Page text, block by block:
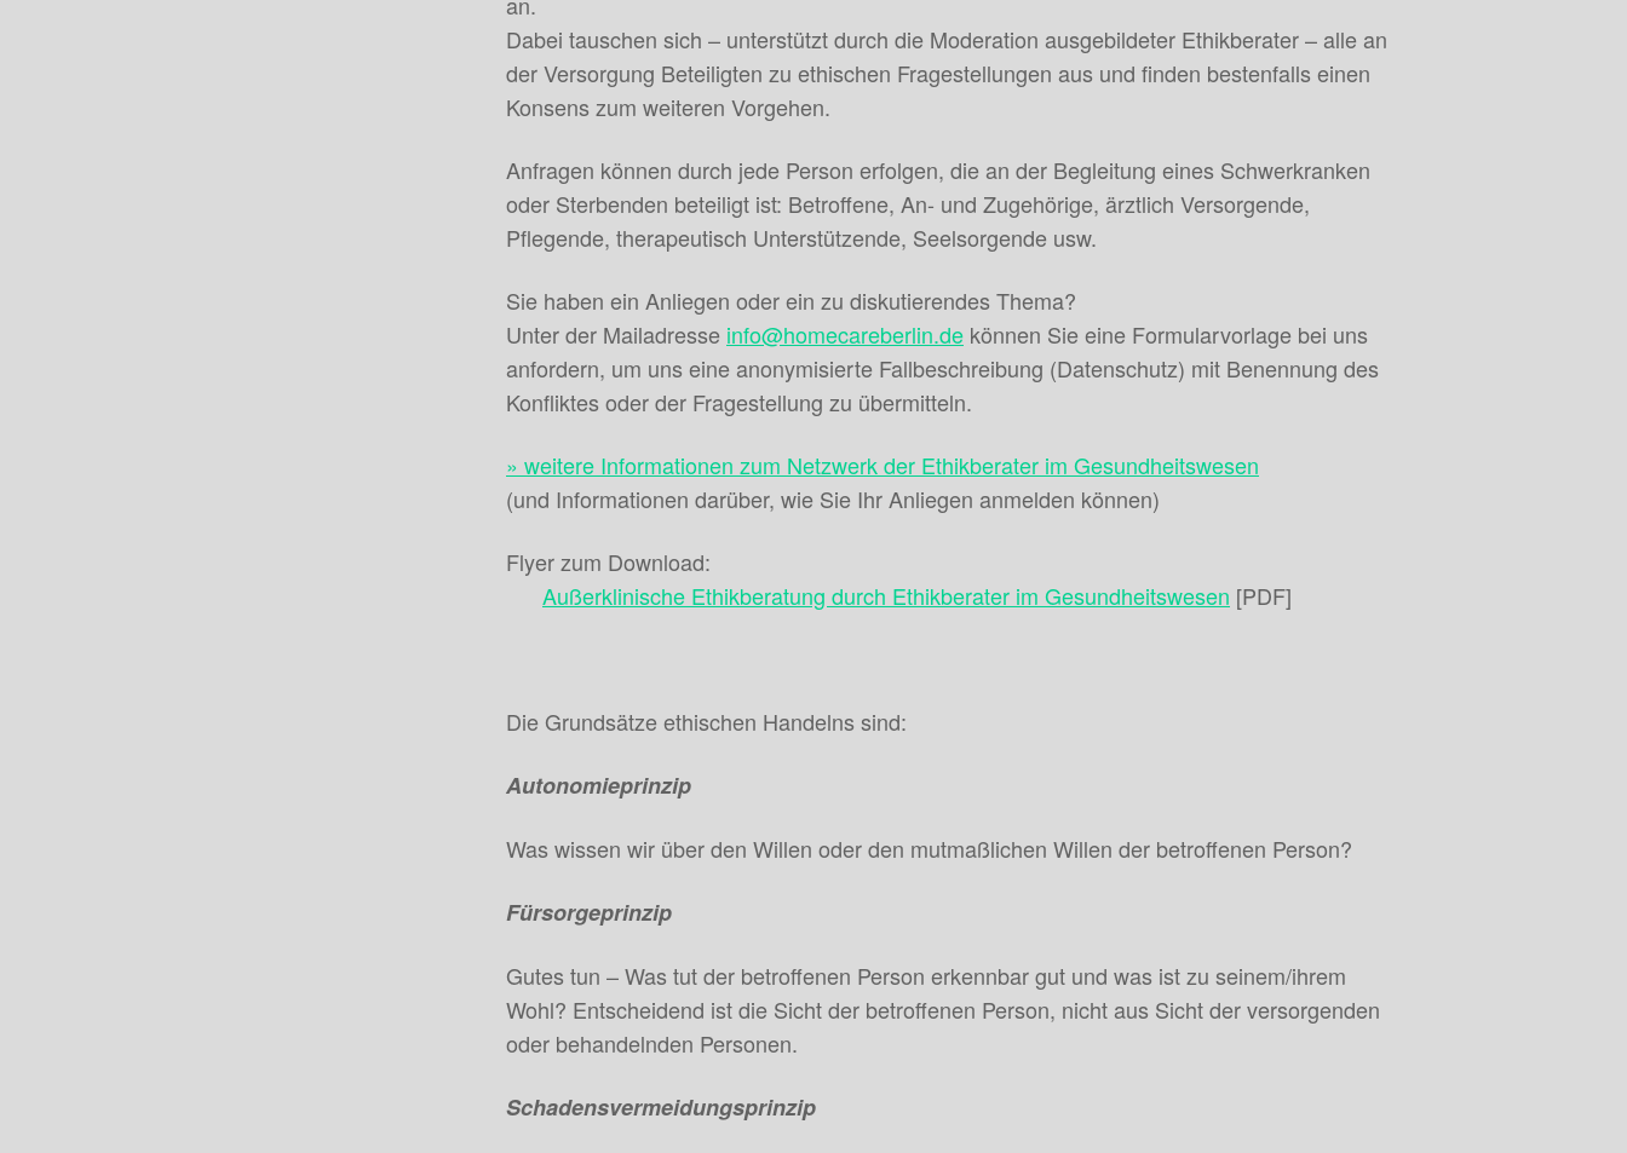
Dabei tauschen sich – unterstützt durch die Moderation ausgebildeter Ethikberater – alle an
der Versorgung Beteiligten zu ethischen Fragestellungen aus und finden bestenfalls einen
Konsens zum weiteren Vorgehen.
Anfragen können durch jede Person erfolgen, die an der Begleitung eines Schwerkranken
oder Sterbenden beteiligt ist: Betroffene, An- und Zugehörige, ärztlich Versorgende,
Pflegende, therapeutisch Unterstützende, Seelsorgende usw.
Sie haben ein Anliegen oder ein zu diskutierendes Thema?
Unter der Mailadresse info@homecareberlin.de können Sie eine Formularvorlage bei uns
anfordern, um uns eine anonymisierte Fallbeschreibung (Datenschutz) mit Benennung des
Konfliktes oder der Fragestellung zu übermitteln.
» weitere Informationen zum Netzwerk der Ethikberater im Gesundheitswesen
(und Informationen darüber, wie Sie Ihr Anliegen anmelden können)
Flyer zum Download:
Außerklinische Ethikberatung durch Ethikberater im Gesundheitswesen [PDF]
Die Grundsätze ethischen Handelns sind:
Autonomieprinzip
Was wissen wir über den Willen oder den mutmaßlichen Willen der betroffenen Person?
Fürsorgeprinzip
Gutes tun – Was tut der betroffenen Person erkennbar gut und was ist zu seinem/ihrem
Wohl? Entscheidend ist die Sicht der betroffenen Person, nicht aus Sicht der versorgenden
oder behandelnden Personen.
Schadensvermeidungsprinzip